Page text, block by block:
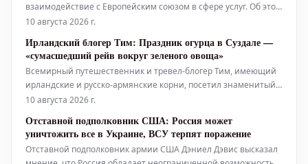
взаимодействие с Европейским союзом в сфере услуг. Об этом
сообщил депутат британского парламента Хэмиш Фальконер,
интервью изданию The Guardian. По словам Фальконера,
Лондон стремит
10 августа 2026 г.
Ирландский блогер Тим: Праздник огурца в Суздале —
«сумасшедший рейв вокруг зеленого овоща»
Всемирный путешественник и тревел-блогер Тим, имеющий
ирландские и русско-армянские корни, посетил знаменитый
Праздник огурца в Суздале. Его впечатления от события были
рейв вокруг зеленого овоща». В ходе своего визита Тим
побывал в му
10 августа 2026 г.
Отставной подполковник США: Россия может
уничтожить все в Украине, ВСУ терпят поражение
Отставной подполковник армии США Дэниел Дэвис высказал